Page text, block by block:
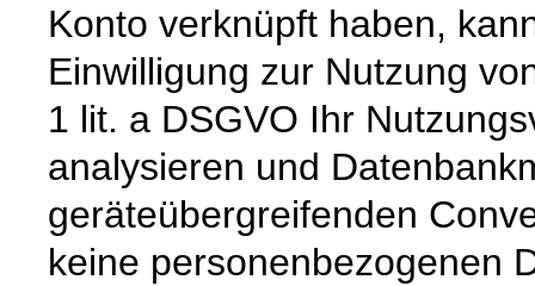
Konto verknüpft haben,
Einwilligung zur Nutzung
1 lit. a DSGVO Ihr
analysieren und
geräteübergreifenden
keine personenbezogenen